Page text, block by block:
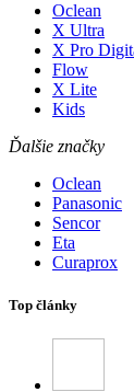
Oclean
X Ultra
X Pro
Flow
X Lite
Kids
Ďalšie značky
Oclean
Panasonic
Sencor
Eta
Curaprox
Top články